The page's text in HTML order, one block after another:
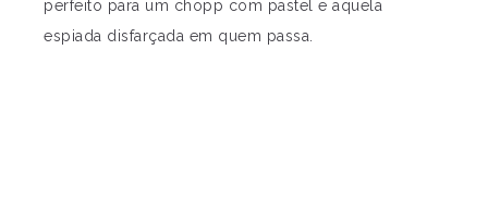
perfeito para um chopp com pastel e aquela
espiada disfarçada em quem passa.